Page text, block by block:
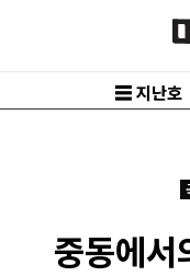
로
☰ 지난호
중동에서